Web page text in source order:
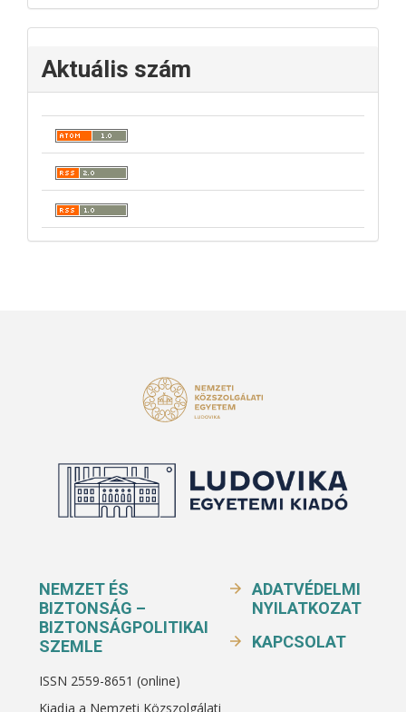
Aktuális szám
NEMZET ÉS
BIZTONSÁG –
BIZTONSÁGPOLITIKAI
SZEMLE
ISSN 2559-8651 (online)
Kiadja a Nemzeti Közszolgálati
ADATVÉDELMI
NYILATKOZAT
KAPCSOLAT